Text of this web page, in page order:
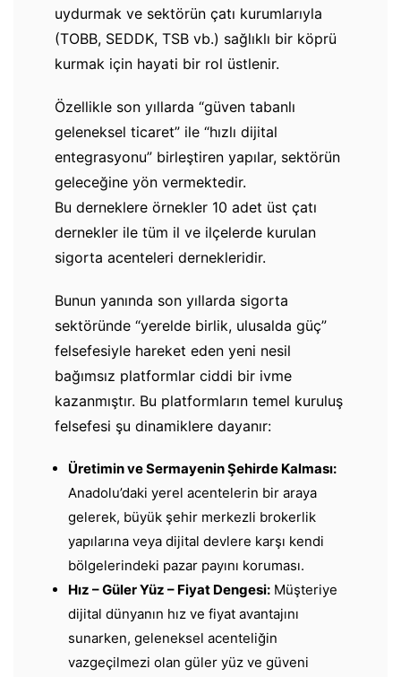
uydurmak ve sektörün çatı kurumlarıyla
(TOBB, SEDDK, TSB vb.) sağlıklı bir köprü
kurmak için hayati bir rol üstlenir.
​Özellikle son yıllarda “güven tabanlı
geleneksel ticaret” ile “hızlı dijital
entegrasyonu” birleştiren yapılar, sektörün
geleceğine yön vermektedir.
Bu derneklere örnekler 10 adet üst çatı
dernekler ile tüm il ve ilçelerde kurulan
sigorta acenteleri dernekleridir.
Bunun yanında son yıllarda sigorta
sektöründe “yerelde birlik, ulusalda güç”
felsefesiyle hareket eden yeni nesil
bağımsız platformlar ciddi bir ivme
kazanmıştır. Bu platformların temel kuruluş
felsefesi şu dinamiklere dayanır:
Üretimin ve Sermayenin Şehirde Kalması:
Anadolu’daki yerel acentelerin bir araya
gelerek, büyük şehir merkezli brokerlik
yapılarına veya dijital devlere karşı kendi
bölgelerindeki pazar payını koruması.
Hız – Güler Yüz – Fiyat Dengesi: Müşteriye
dijital dünyanın hız ve fiyat avantajını
sunarken, geleneksel acenteliğin
vazgeçilmezi olan güler yüz ve güveni